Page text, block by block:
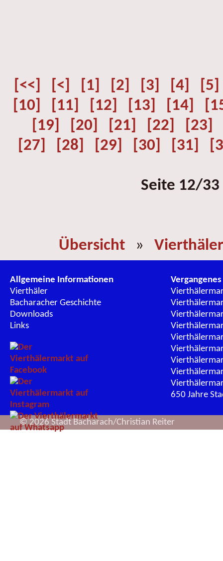
[<<] [<] [1] [2] [3] [4]
[5]
[10]
[11] [12] [13] [14]
[19]
[20] [21] [22]
[23]
[27]
[28] [29] [30] [31]
Seite 12/33
Übersicht »
Allgemeine Informationen
Vierthäler
Bacharacher Geschichte
Downloads
Links
Vergangenes
650 Jahre
© 2026 Stadt Bacharach/Christian Reiter